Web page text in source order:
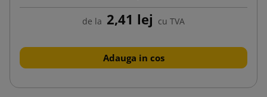
de la 2,41 lej cu TVA
Adauga in cos